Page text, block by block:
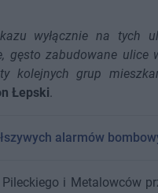
wyłącznie na tych
gęsto zabudowane ulice
kolejnych grup
Łepski.
alarmów
i Metalowców